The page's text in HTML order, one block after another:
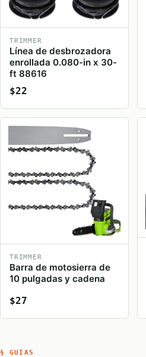
TRIMMER
Línea de desbrozadora
enrollada 0.080-in x 30-
ft 88616
$22
TRIMMER
Barra de motosierra de
10 pulgadas y cadena
$27
§ GUÍAS